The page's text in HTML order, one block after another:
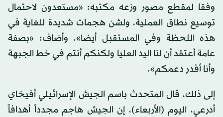
وفقا لمقطع مصور وزعه مكتبه: «مستعدون لاحتمال
توسيع نطاق العملية، ولشن هجمات شديدة للغاية في
هذه اللحظة وفي المستقبل أيضا». وأضاف: «بصفة
عامة أعتقد أن لنا اليد العليا ولكنكم أنتم في خط الجبهة
وأنا أقدر دعمكم».
إلى ذلك، قال المتحدث باسم الجيش الإسرائيلي أفيخاي
أدرعي، اليوم (الأربعاء)، إن الجيش هاجم مجدداً أهدافاً